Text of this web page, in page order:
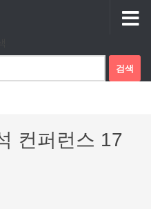
컨퍼런스 17